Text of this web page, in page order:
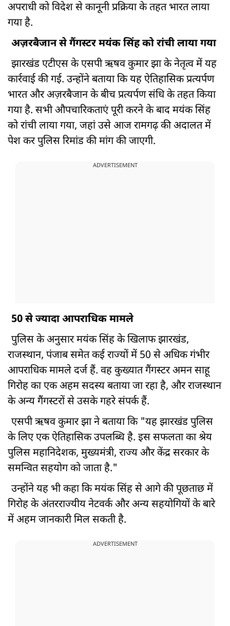
अपराधी को विदेश से कानूनी प्रक्रिया के तहत भारत लाया
गया है.
अज़रबैजान से गैंगस्टर मयंक सिंह को रांची लाया गया
झारखंड एटीएस के एसपी ऋषव कुमार झा के नेतृत्व में यह
कार्रवाई की गई. उन्होंने बताया कि यह ऐतिहासिक प्रत्यर्पण
भारत और अज़रबैजान के बीच प्रत्यर्पण संधि के तहत किया
गया है. सभी औपचारिकताएं पूरी करने के बाद मयंक सिंह
को रांची लाया गया, जहां उसे आज रामगढ़ की अदालत में
पेश कर पुलिस रिमांड की मांग की जाएगी.
ADVERTISEMENT
50 से ज्यादा आपराधिक मामले
पुलिस के अनुसार मयंक सिंह के खिलाफ झारखंड,
राजस्थान, पंजाब समेत कई राज्यों में 50 से अधिक गंभीर
आपराधिक मामले दर्ज हैं. वह कुख्यात गैंगस्टर अमन साहू
गिरोह का एक अहम सदस्य बताया जा रहा है, और राजस्थान
के अन्य गैंगस्टरों से उसके गहरे संपर्क हैं.
एसपी ऋषव कुमार झा ने बताया कि "यह झारखंड पुलिस
के लिए एक ऐतिहासिक उपलब्धि है. इस सफलता का श्रेय
पुलिस महानिदेशक, मुख्यमंत्री, राज्य और केंद्र सरकार के
समन्वित सहयोग को जाता है."
उन्होंने यह भी कहा कि मयंक सिंह से आगे की पूछताछ में
गिरोह के अंतरराज्यीय नेटवर्क और अन्य सहयोगियों के बारे
में अहम जानकारी मिल सकती है.
ADVERTISEMENT